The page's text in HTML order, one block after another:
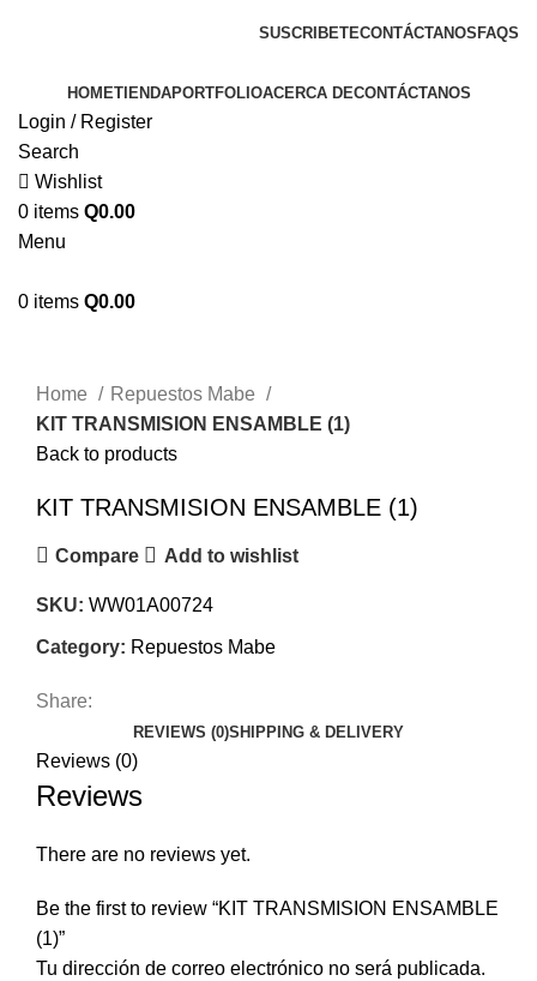
SUSCRIBETECONTÁCTANOS FAQS
HOMETIENDAPORTFOLIOACERCA DECONTÁCTANOS
Login / Register
Search
Wishlist
0 items Q0.00
Menu
0 items Q0.00
Home
Repuestos Mabe
KIT TRANSMISION ENSAMBLE (1)
Back to products
KIT TRANSMISION ENSAMBLE (1)
Compare Add to wishlist
SKU: WW01A00724
Category: Repuestos Mabe
Share:
REVIEWS (0)SHIPPING & DELIVERY
Reviews (0)
Reviews
There are no reviews yet.
Be the first to review “KIT TRANSMISION ENSAMBLE
(1)”
Tu dirección de correo electrónico no será publicada.